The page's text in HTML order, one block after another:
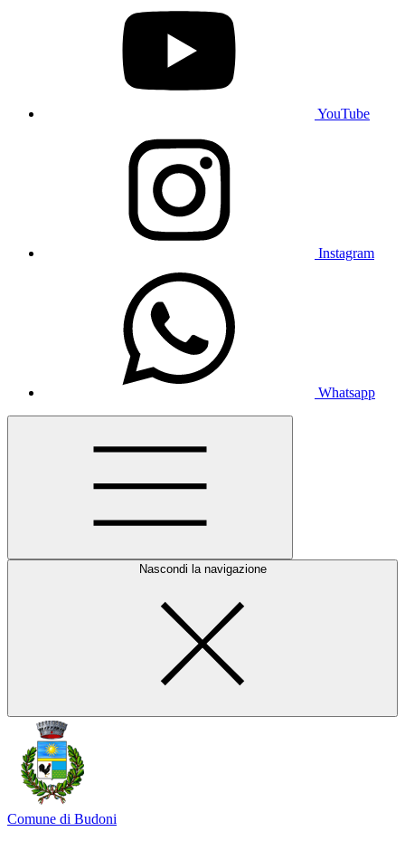
YouTube
Instagram
Whatsapp
Nascondi la navigazione
Comune di Budoni